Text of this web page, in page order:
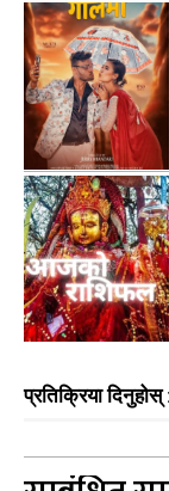
प्रतिक्रिया दिनुहोस् :